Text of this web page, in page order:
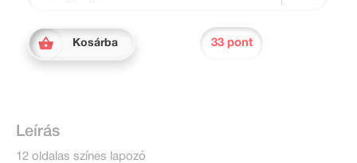
Kosárba 33 pont
Leírás
12 oldalas színes lapozó